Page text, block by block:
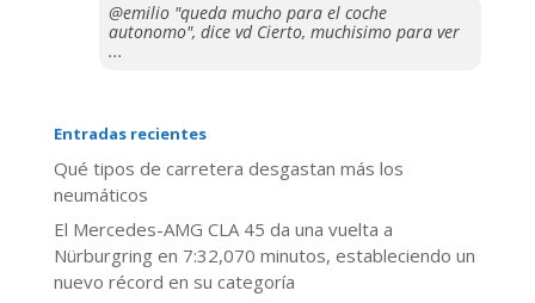
@emilio "queda mucho para el coche
autonomo", dice vd Cierto, muchisimo para ver
...
Entradas recientes
Qué tipos de carretera desgastan más los
neumáticos
El Mercedes-AMG CLA 45 da una vuelta a
Nürburgring en 7:32,070 minutos, estableciendo un
nuevo récord en su categoría